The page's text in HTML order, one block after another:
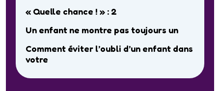
« Quelle chance ! » : 2
Un enfant ne montre pas toujours un
Comment éviter l’oubli d’un enfant dans
votre